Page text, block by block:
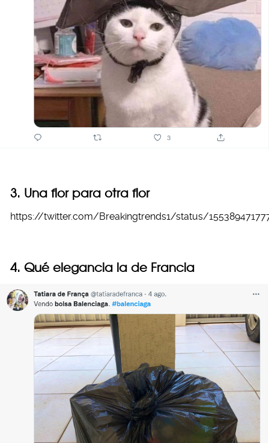
3. Una flor para otra flor
https://twitter.com/Breakingtrends1/status/
4. Qué elegancia la de Francia